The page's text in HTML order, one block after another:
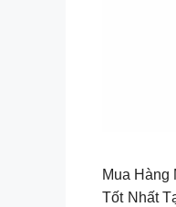
Mua Hàng
Tốt Nhất